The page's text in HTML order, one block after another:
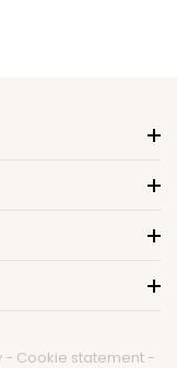
- Cookie statement -